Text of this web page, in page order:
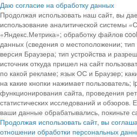
Даю согласие на обработку данных
Продолжая использовать наш сайт, вы
использование аналитической системы
«Яндекс.Метрика»; обработку файлов
данных (сведения о местоположении;
версия Браузера; тип устройства и
источник откуда пришел на сайт
по какой рекламе; язык ОС и Браузер;
на какие кнопки нажимает пользователь;
функционирования сайта, проведения
статистических исследований и обзоров.
ваши данные обрабатывались, покиньте
Продолжая использовать сайт, вы
отношении обработки персональных